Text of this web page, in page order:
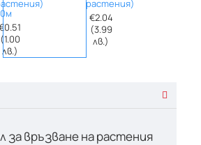
(1.00
лв.)
растения)
€2.04
(3.99
лв.)
за връзване на растения